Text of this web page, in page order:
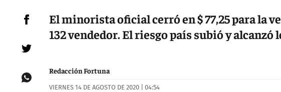
El minorista oficial cerró en $ 77,25 para la
132 vendedor. El riesgo país subió y alcanzó
Redacción Fortuna
VIERNES 14 DE AGOSTO DE 2020 | 04:54